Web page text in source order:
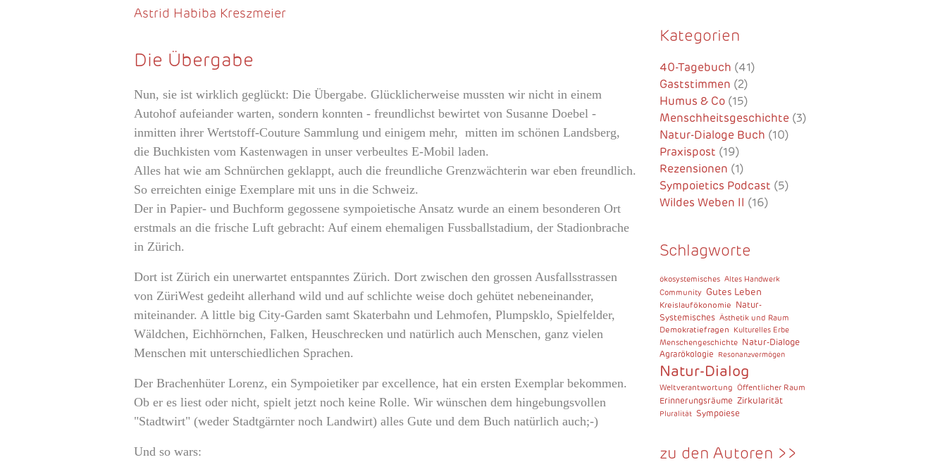
Astrid Habiba Kreszmeier
Die Übergabe
Nun, sie ist wirklich geglückt: Die Übergabe. Glücklicherweise mussten wir nicht in einem
Autohof aufeiander warten, sondern konnten - freundlichst bewirtet von Susanne Doebel -
inmitten ihrer Wertstoff-Couture Sammlung und einigem mehr, mitten im schönen Landsberg,
die Buchkisten vom Kastenwagen in unser verbeultes E-Mobil laden.
Alles hat wie am Schnürchen geklappt, auch die freundliche Grenzwächterin war eben freundlich.
So erreichten einige Exemplare mit uns in die Schweiz.
Der in Papier- und Buchform gegossene sympoietische Ansatz wurde an einem besonderen Ort
erstmals an die frische Luft gebracht: Auf einem ehemaligen Fussballstadium, der Stadionbrache
in Zürich.
Dort ist Zürich ein unerwartet entspanntes Zürich. Dort zwischen den grossen Ausfallsstrassen
von ZüriWest gedeiht allerhand wild und auf schlichte weise doch gehütet nebeneinander,
miteinander. A little big City-Garden samt Skaterbahn und Lehmofen, Plumpsklo, Spielfelder,
Wäldchen, Eichhörnchen, Falken, Heuschrecken und natürlich auch Menschen, ganz vielen
Menschen mit unterschiedlichen Sprachen.
Der Brachenhüter Lorenz, ein Sympoietiker par excellence, hat ein ersten Exemplar bekommen.
Ob er es liest oder nicht, spielt jetzt noch keine Rolle. Wir wünschen dem hingebungsvollen
"Stadtwirt" (weder Stadtgärnter noch Landwirt) alles Gute und dem Buch natürlich auch;-)
Und so wars:
Kategorien
40-Tagebuch (41)
Gaststimmen (2)
Humus & Co(15)
Menschheitsgeschichte(3)
Natur-Dialoge Buch (10)
Praxispost (19)
Rezensionen (1)
Sympoietics Podcast (5)
Wildes Weben II (16)
Schlagworte
ökosystemisches Altes Handwerk
Community Gutes Leben
Kreislaufökonomie Natur-
Systemisches Ästhetik und Raum
Demokratiefragen
Kulturelles Erbe
Menschengeschichte Natur-Dialoge
Agrarökologie Resonanzvermögen
Natur-Dialog
Weltverantwortung Öffentlicher Raum
Erinnerungsräume Zirkularität
Pluralität Sympoiese
zu den Autoren >>